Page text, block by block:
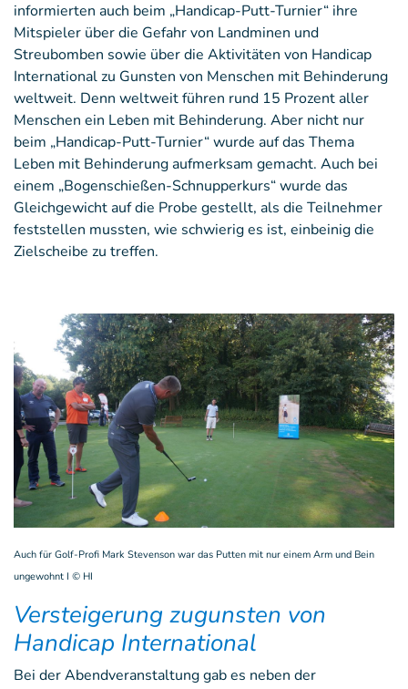
informierten auch beim „Handicap-Putt-Turnier“ ihre
Mitspieler über die Gefahr von Landminen und
Streubomben sowie über die Aktivitäten von Handicap
International zu Gunsten von Menschen mit Behinderung
weltweit. Denn weltweit führen rund 15 Prozent aller
Menschen ein Leben mit Behinderung. Aber nicht nur
beim „Handicap-Putt-Turnier“ wurde auf das Thema
Leben mit Behinderung aufmerksam gemacht. Auch bei
einem „Bogenschießen-Schnupperkurs“ wurde das
Gleichgewicht auf die Probe gestellt, als die Teilnehmer
feststellen mussten, wie schwierig es ist, einbeinig die
Zielscheibe zu treffen.
Auch für Golf-Profi Mark Stevenson war das Putten mit nur einem Arm und Bein
ungewohnt I © HI
Versteigerung zugunsten von
Handicap International
Bei der Abendveranstaltung gab es neben der